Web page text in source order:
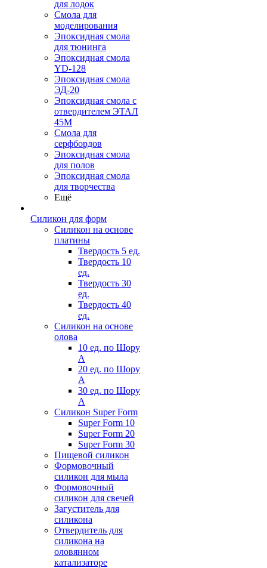
для лодок
Смола для
моделирования
Эпоксидная смола
для тюнинга
Эпоксидная смола
YD-128
Эпоксидная смола
ЭД-20
Эпоксидная смола с
отвердителем ЭТАЛ
45М
Смола для
серфбордов
Эпоксидная смола
для полов
Эпоксидная смола
для творчества
Ещё
Силикон для форм
Силикон на основе
платины
Твердость 5 ед.
Твердость 10
ед.
Твердость 30
ед.
Твердость 40
ед.
Силикон на основе
олова
10 ед. по Шору
А
20 ед. по Шору
А
30 ед. по Шору
А
Силикон Super Form
Super Form 10
Super Form 20
Super Form 30
Пищевой силикон
Формовочный
силикон для мыла
Формовочный
силикон для свечей
Загуститель для
силикона
Отвердитель для
силикона на
оловянном
катализаторе